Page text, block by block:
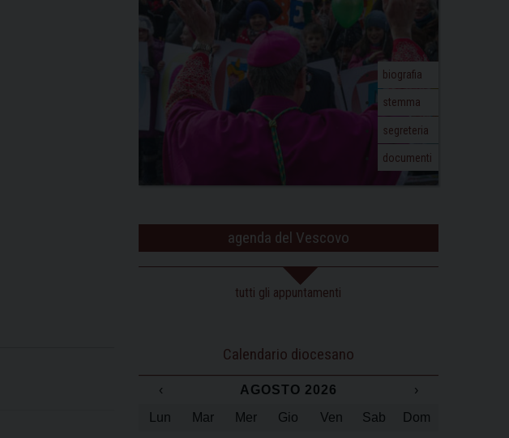
biografia
stemma
segreteria
documenti
agenda del Vescovo
tutti gli appuntamenti
Calendario diocesano
‹ AGOSTO 2026
›
Lun
Mar Mer Gio Ven Sab Dom